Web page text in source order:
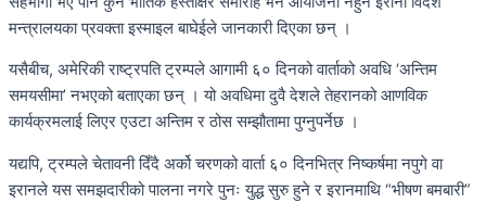
मन्त्रालयका प्रवक्ता इस्माइल बाघेईले जानकारी दिएका छन् ।
यसैबीच, अमेरिकी राष्ट्रपति ट्रम्पले आगामी ६० दिनको वार्ताको अवधि ‘अन्तिम
समयसीमा’ नभएको बताएका छन् । यो अवधिमा दुवै देशले तेहरानको आणविक
कार्यक्रमलाई लिएर एउटा अन्तिम र ठोस सम्झौतामा पुग्नुपर्नेछ ।
यद्यपि, ट्रम्पले चेतावनी दिँदै अर्को चरणको वार्ता ६० दिनभित्र निष्कर्षमा नपुगे वा
इरानले यस समझदारीको पालना नगरे पुनः युद्ध सुरु हुने र इरानमाथि “भीषण बमबारी”